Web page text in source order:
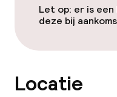
Beleid
Overal rookvrij
Let op: er is
deze bij
Locatie